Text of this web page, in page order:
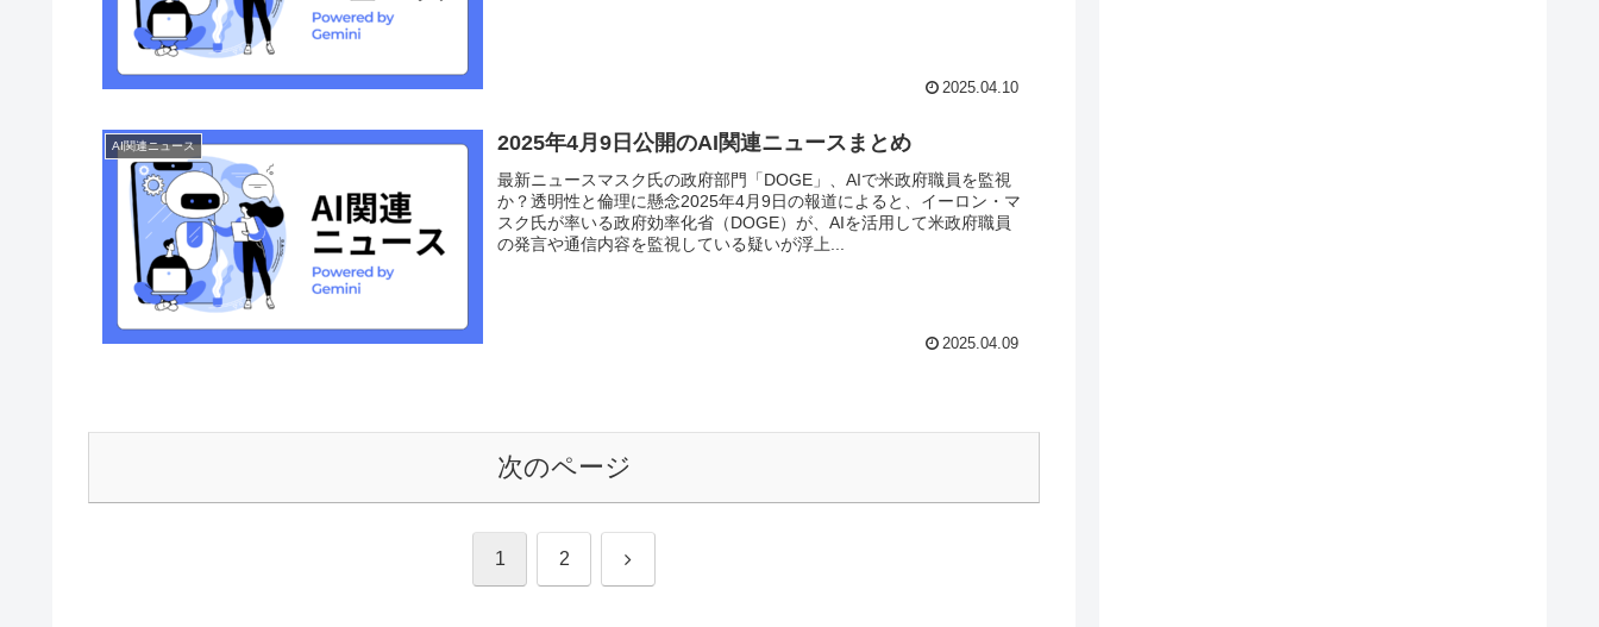
2025.04.10
AI関連ニュース 2025年4月9日公開のAI関連ニュースまとめ
最新ニュースマスク氏の政府部門「DOGE」、AIで米政府職員を監視
か？透明性と倫理に懸念2025年4月9日の報道によると、イーロン・マ
スク氏が率いる政府効率化省（DOGE）が、AIを活用して米政府職員
の発言や通信内容を監視している疑いが浮上...
2025.04.09
次のページ
1 2 次